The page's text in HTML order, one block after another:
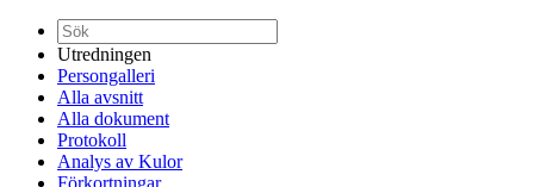
Utredningen
Persongalleri
Alla avsnitt
Alla dokument
Protokoll
Analys av Kulor
Förkortningar